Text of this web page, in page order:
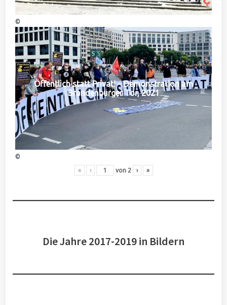
©
Öffentlich statt Privat! – Demonstration am
Brandenburger Tor, 2021
©
« ‹ von 2 › »
Die Jahre 2017-2019 in Bildern